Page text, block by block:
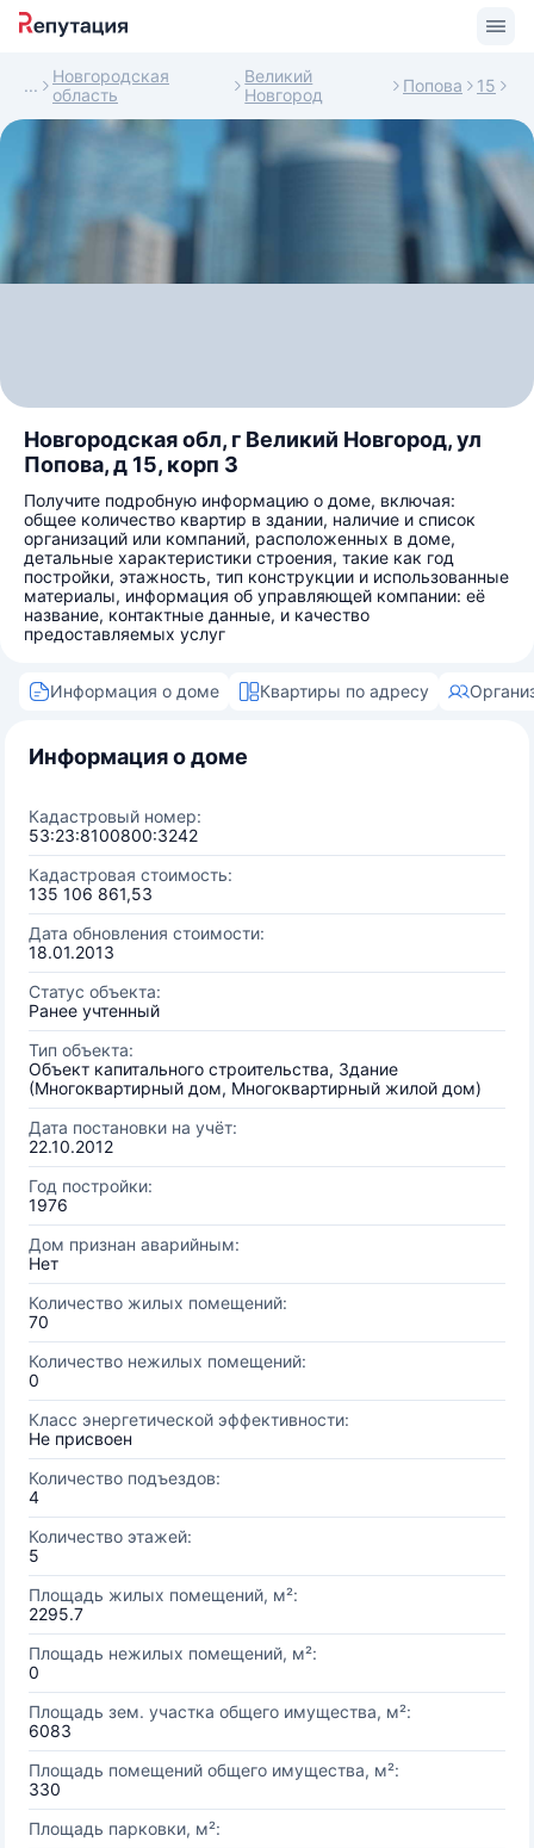
Новгородская
область
Великий
Новгород
Попова 15
Новгородская обл, г Великий Новгород, ул
Попова, д 15, корп 3
Получите подробную информацию о доме, включая:
общее количество квартир в здании, наличие и список
организаций или компаний, расположенных в доме,
детальные характеристики строения, такие как год
постройки, этажность, тип конструкции и использованные
материалы, информация об управляющей компании: её
название, контактные данные, и качество
предоставляемых услуг
Информация о доме Квартиры по адресу
Информация о доме
Кадастровый номер:
53:23:8100800:3242
Кадастровая стоимость:
135 106 861,53
Дата обновления стоимости:
18.01.2013
Статус объекта:
Ранее учтенный
Тип объекта:
Объект капитального строительства, Здание
(Многоквартирный дом, Многоквартирный жилой дом)
Дата постановки на учёт:
22.10.2012
Год постройки:
1976
Дом признан аварийным:
Нет
Количество жилых помещений:
70
Количество нежилых помещений:
0
Класс энергетической эффективности:
Не присвоен
Количество подъездов:
4
Количество этажей:
5
Площадь жилых помещений, м²:
2295.7
Площадь нежилых помещений, м²:
0
Площадь зем. участка общего имущества, м²:
6083
Площадь помещений общего имущества, м²:
330
Площадь парковки, м²: